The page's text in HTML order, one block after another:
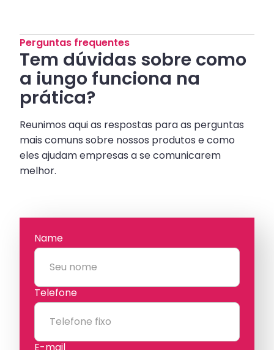
Perguntas frequentes
Tem dúvidas sobre como
a iungo funciona na
prática?
Reunimos aqui as respostas para as perguntas
mais comuns sobre nossos produtos e como
eles ajudam empresas a se comunicarem
melhor.
Name
Telefone
E-mail